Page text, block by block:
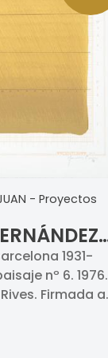
- Proyectos
para un
1931-
nº 6. 1976.
Firmada a